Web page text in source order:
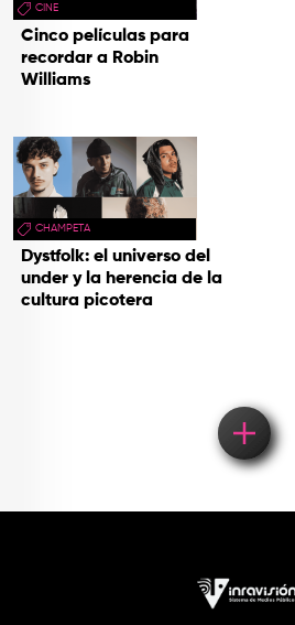
CINE
Cinco películas para
recordar a Robin
Williams
CHAMPETA
Dystfolk: el universo del
under y la herencia de la
cultura picotera